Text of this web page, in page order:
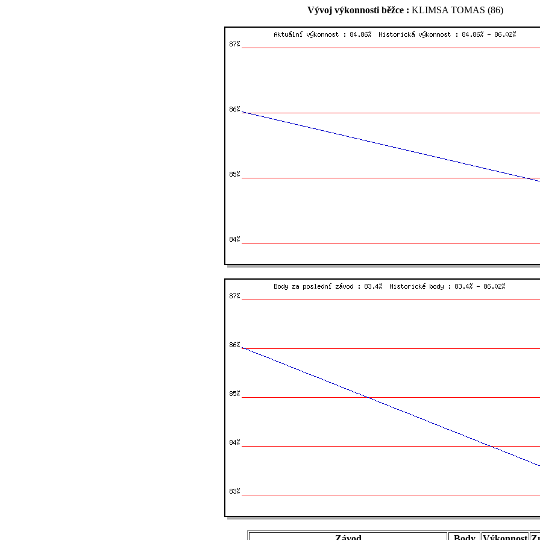
Vývoj výkonnosti běžce : KLIMSA TOMAS (86)